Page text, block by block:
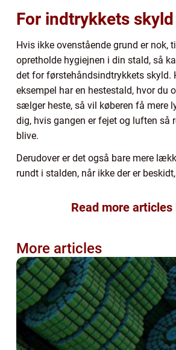
For indtrykkets skyld
Hvis ikke ovenstående grund er nok,
opretholde hygiejnen i din stald, så
det for førstehåndsindtrykkets skyld.
eksempel har en hestestald, hvor du
sælger heste, så vil køberen få mere
dig, hvis gangen er fejet og luften så
blive.
Derudover er det også bare mere
rundt i stalden, når ikke der er
Read more articles
More articles